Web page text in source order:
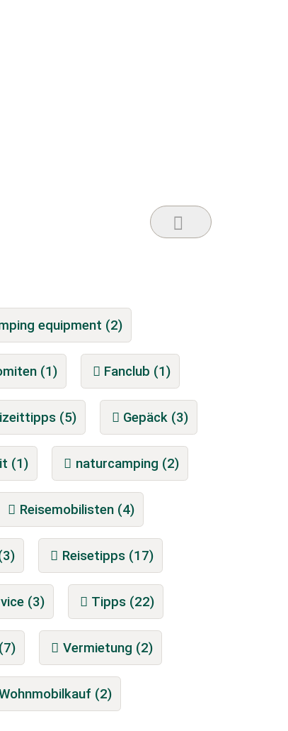
equipment (2)
(1) Fanclub (1)
(5) Gepäck (3)
(1) naturcamping (2)
Reisemobilisten (4)
Reisetipps (17)
(3) Tipps (22)
Vermietung (2)
(2)